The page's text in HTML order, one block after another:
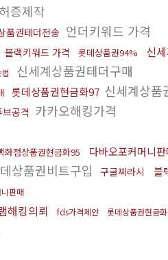
증제작
품권테더전송 언더키워드 가격
블랙키워드 가격 롯데상품권94% 신
신세계상품권테더구매
롯데상품권현금화97 신세계상품
공격 카카오해킹가격
화점상품권현금화95 다바오포커머니판
상품권비트구입 구글찌라시 블
판매
해킹의뢰 fds가격제안 롯데상품권현금